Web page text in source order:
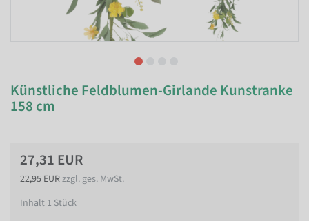
Künstliche Feldblumen-Girlande Kunstranke
158 cm
27,31 EUR
22,95 EURzzgl. ges. MwSt.
Inhalt 1 Stück